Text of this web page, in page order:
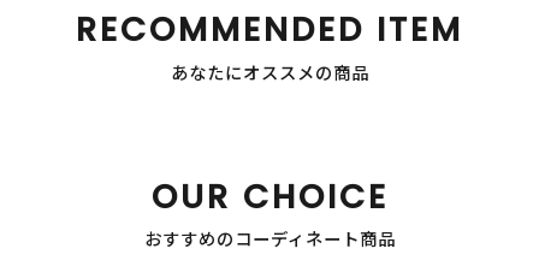
RECOMMENDED ITEM
あなたにオススメの商品
OUR CHOICE
おすすめのコーディネート商品